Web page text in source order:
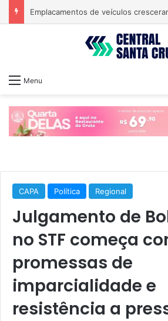
Emplacamentos de veículos
Menu
CAPA Política Regional
Julgamento de
no STF começa
promessas de
imparcialidade e
resistência a